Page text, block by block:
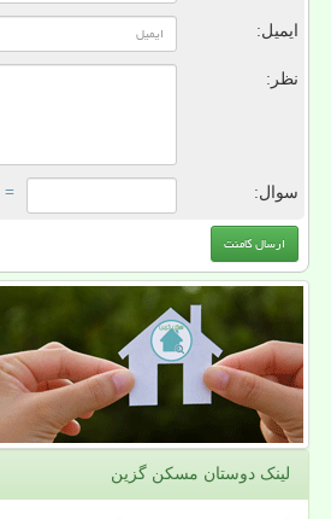
ایمیل:
نظر:
سوال: = ۲ بعلاوه ۳
لینک دوستان مسكن گزین